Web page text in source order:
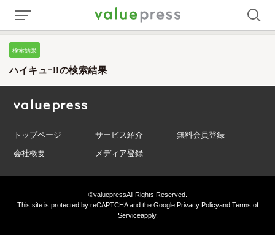
検索結果
ハイキュｰ!!の検索結果
トップページ サービス紹介
無料会員登録
会社概要
メディア登録
©valuepressAll Rights Reserved.
This site is protected by reCAPTCHA and the GooglePrivacy Policyand Terms of
Serviceapply.